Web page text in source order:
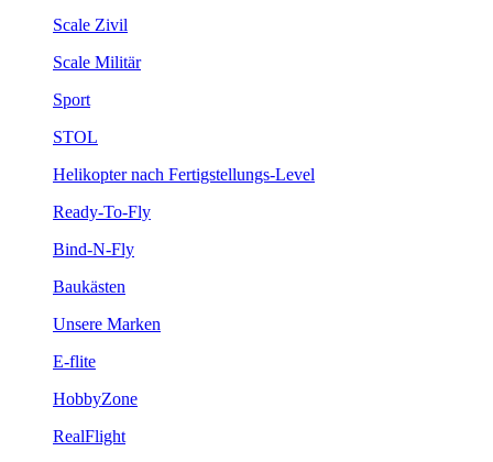
Scale Zivil
Scale Militär
Sport
STOL
Helikopter nach Fertigstellungs-Level
Ready-To-Fly
Bind-N-Fly
Baukästen
Unsere Marken
E-flite
HobbyZone
RealFlight